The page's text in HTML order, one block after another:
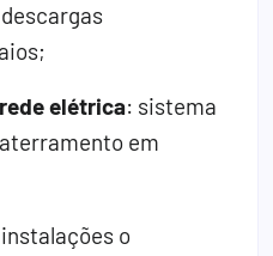
elétrica: sistema
em
o